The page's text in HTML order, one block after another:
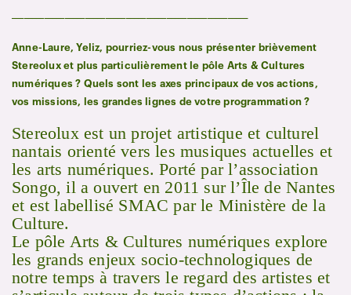
Anne-Laure, Yeliz, pourriez-vous nous présenter brièvement
Stereolux et plus particulièrement le pôle Arts & Cultures
numériques ? Quels sont les axes principaux de vos actions,
vos missions, les grandes lignes de votre programmation ?
Stereolux est un projet artistique et culturel
nantais orienté vers les musiques actuelles et
les arts numériques. Porté par l’association
Songo, il a ouvert en 2011 sur l’Île de Nantes
et est labellisé SMAC par le Ministère de la
Culture.
Le pôle Arts & Cultures numériques explore
les grands enjeux socio-technologiques de
notre temps à travers le regard des artistes et